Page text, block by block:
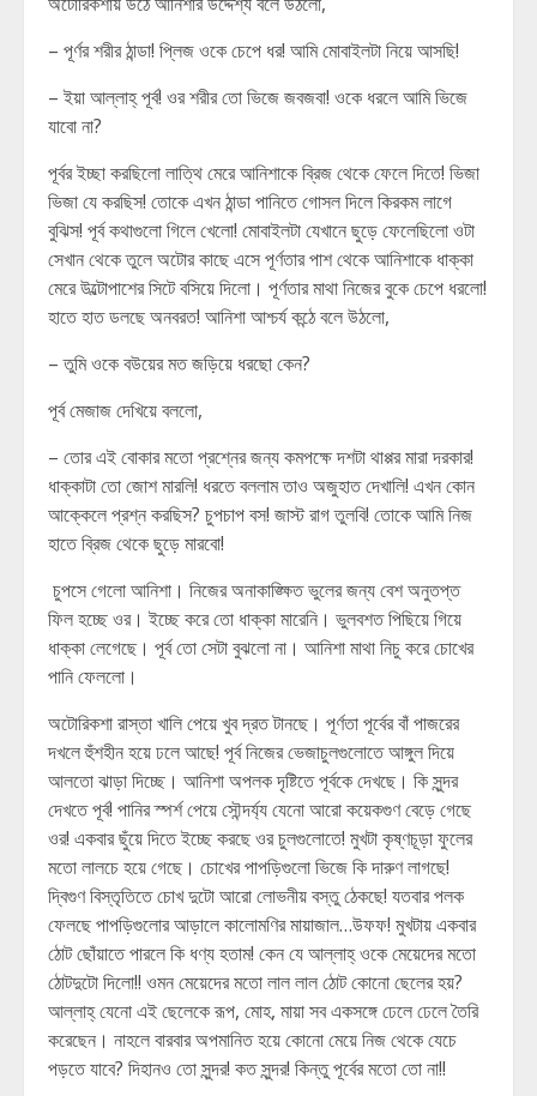
– পূর্ণর শরীর ঠান্ডা! প্লিজ ওকে চেপে ধর! আমি মোবাইলটা নিয়ে আসছি!
– ইয়া আল্লাহ্ পূর্ব! ওর শরীর তো ভিজে জবজবা! ওকে ধরলে আমি ভিজে
যাবো না?
পূর্বর ইচ্ছা করছিলো লাত্থি মেরে আনিশাকে ব্রিজ থেকে ফেলে দিতে! ভিজা
ভিজা যে করছিস! তোকে এখন ঠান্ডা পানিতে গোসল দিলে কিরকম লাগে
বুঝিস! পূর্ব কথাগুলো গিলে খেলো! মোবাইলটা যেখানে ছুড়ে ফেলেছিলো ওটা
সেখান থেকে তুলে অটোর কাছে এসে পূর্ণতার পাশ থেকে আনিশাকে ধাক্কা
মেরে উল্টোপাশের সিটে বসিয়ে দিলো। পূর্ণতার মাথা নিজের বুকে চেপে ধরলো!
হাতে হাত ডলছে অনবরত! আনিশা আশ্চর্য কন্ঠে বলে উঠলো,
– তুমি ওকে বউয়ের মত জড়িয়ে ধরছো কেন?
পূর্ব মেজাজ দেখিয়ে বললো,
– তোর এই বোকার মতো প্রশ্নের জন্য কমপক্ষে দশটা থাপ্পর মারা দরকার!
ধাক্কাটা তো জোশ মারলি! ধরতে বললাম তাও অজুহাত দেখালি! এখন কোন
আক্কেলে প্রশ্ন করছিস? চুপচাপ বস! জাস্ট রাগ তুলবি! তোকে আমি নিজ
হাতে ব্রিজ থেকে ছুড়ে মারবো!
চুপসে গেলো আনিশা। নিজের অনাকাঙ্ক্ষিত ভুলের জন্য বেশ অনুতপ্ত
ফিল হচ্ছে ওর। ইচ্ছে করে তো ধাক্কা মারেনি। ভুলবশত পিছিয়ে গিয়ে
ধাক্কা লেগেছে। পূর্ব তো সেটা বুঝলো না। আনিশা মাথা নিচু করে চোখের
পানি ফেললো।
অটোরিকশা রাস্তা খালি পেয়ে খুব দ্রত টানছে। পূর্ণতা পূর্বের বাঁ পাজরের
দখলে হুঁশহীন হয়ে ঢলে আছে! পূর্ব নিজের ভেজাচুলগুলোতে আঙ্গুল দিয়ে
আলতো ঝাড়া দিচ্ছে। আনিশা অপলক দৃষ্টিতে পূর্বকে দেখছে। কি সুন্দর
দেখতে পূর্ব! পানির স্পর্শ পেয়ে সৌন্দর্য্য যেনো আরো কয়েকগুণ বেড়ে গেছে
ওর! একবার ছুঁয়ে দিতে ইচ্ছে করছে ওর চুলগুলোতে! মুখটা কৃষ্ণচূড়া ফুলের
মতো লালচে হয়ে গেছে। চোখের পাপড়িগুলো ভিজে কি দারুণ লাগছে!
দ্বিগুণ বিস্তৃতিতে চোখ দুটো আরো লোভনীয় বস্তু ঠেকছে! যতবার পলক
ফেলছে পাপড়িগুলোর আড়ালে কালোমণির মায়াজাল…উফফ! মুখটায় একবার
ঠোট ছোঁয়াতে পারলে কি ধণ্য হতাম! কেন যে আল্লাহ্ ওকে মেয়েদের মতো
ঠোটদুটো দিলো!! ওমন মেয়েদের মতো লাল লাল ঠোট কোনো ছেলের হয়?
আল্লাহ্ যেনো এই ছেলেকে রূপ, মোহ, মায়া সব একসঙ্গে ঢেলে ঢেলে তৈরি
করেছেন। নাহলে বারবার অপমানিত হয়ে কোনো মেয়ে নিজ থেকে যেচে
পড়তে যাবে? দিহানও তো সুন্দর! কত সুন্দর! কিন্তু পূর্বের মতো তো না!!